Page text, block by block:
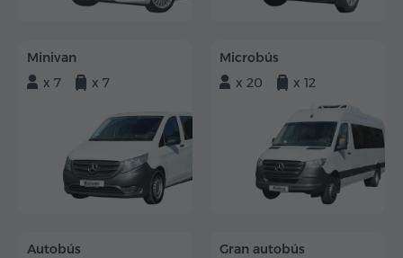
Minivan
x 7
x 7
Microbús
x 20
x 12
Autobús
Gran autobús